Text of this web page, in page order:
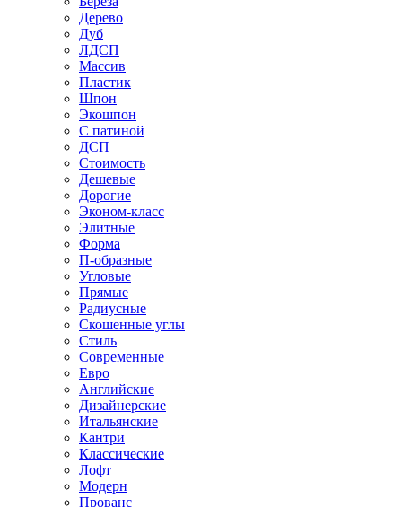
Дерево
Дуб
ЛДСП
Массив
Пластик
Шпон
Экошпон
С патиной
ДСП
Стоимость
Дешевые
Дорогие
Эконом-класс
Элитные
Форма
П-образные
Угловые
Прямые
Радиусные
Скошенные углы
Стиль
Современные
Евро
Английские
Дизайнерские
Итальянские
Кантри
Классические
Лофт
Модерн
Прованс